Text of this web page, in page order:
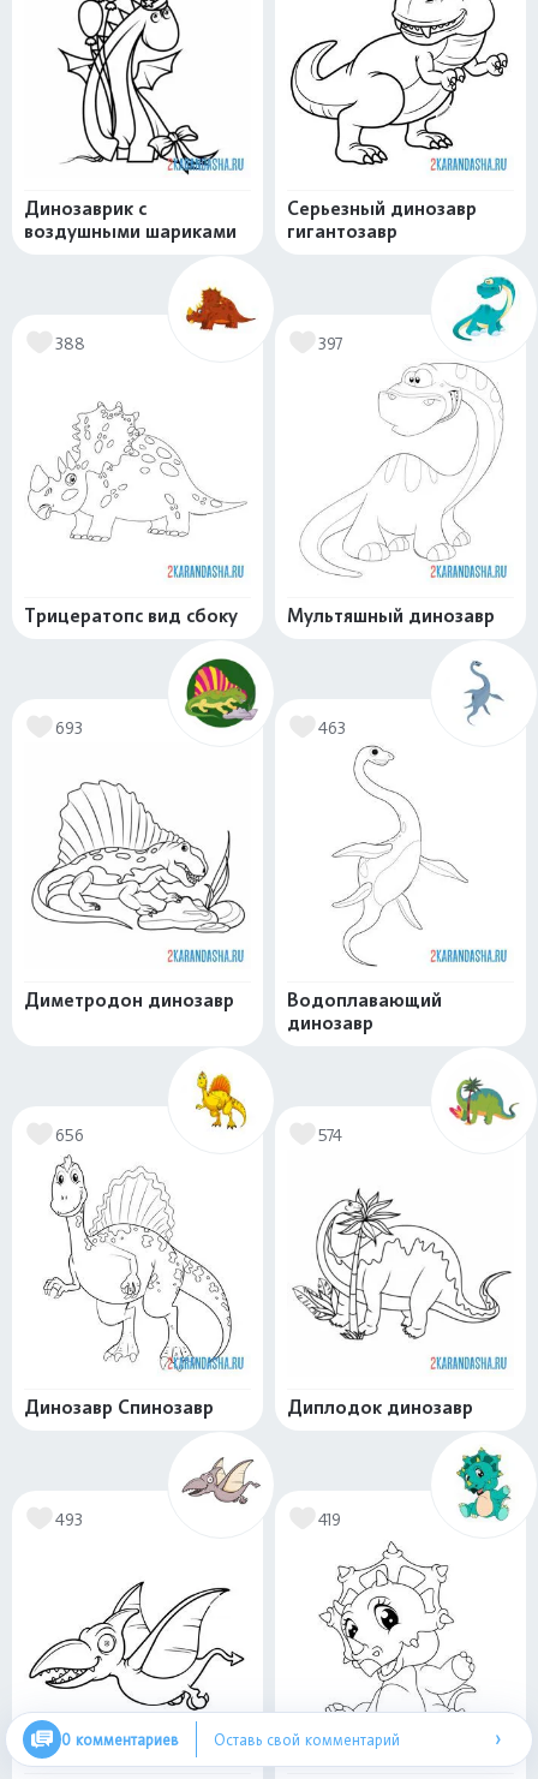
Динозаврик с
воздушными шариками
Серьезный динозавр
гигантозавр
388
Трицератопс вид сбоку
397
Мультяшный динозавр
693
Диметродон динозавр
463
Водоплавающий
динозавр
656
Динозавр Спинозавр
574
Диплодок динозавр
493 419
0 комментариев Оставь свой комментарий ›